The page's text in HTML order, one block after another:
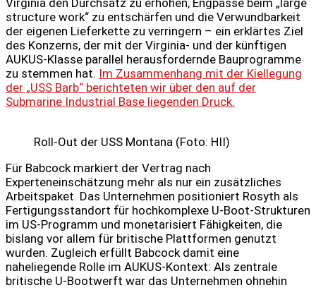
Virginia den Durchsatz zu erhöhen, Engpässe beim „large
structure work“ zu entschärfen und die Verwundbarkeit
der eigenen Lieferkette zu verringern – ein erklärtes Ziel
des Konzerns, der mit der Virginia‑ und der künftigen
AUKUS‑Klasse parallel herausfordernde Bauprogramme
zu stemmen hat. Im Zusammenhang mit der Kiellegung
der „USS Barb“ berichteten wir über den auf der
Submarine Industrial Base liegenden Druck.
Roll-Out der USS Montana (Foto: HII)
Für Babcock markiert der Vertrag nach
Experteneinschätzung mehr als nur ein zusätzliches
Arbeitspaket. Das Unternehmen positioniert Rosyth als
Fertigungsstandort für hochkomplexe U‑Boot‑Strukturen
im US‑Programm und monetarisiert Fähigkeiten, die
bislang vor allem für britische Plattformen genutzt
wurden. Zugleich erfüllt Babcock damit eine
naheliegende Rolle im AUKUS‑Kontext: Als zentrale
britische U‑Bootwerft war das Unternehmen ohnehin